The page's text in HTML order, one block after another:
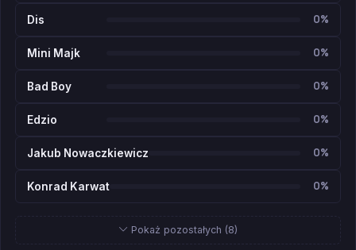
Dis 0%
Mini Majk 0%
Bad Boy 0%
Edzio 0%
Jakub Nowaczkiewicz 0%
Konrad Karwat 0%
Pokaż pozostałych (8)